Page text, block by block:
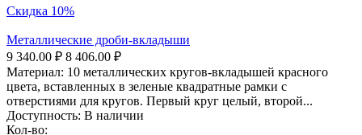
Скидка 10%
Металлические дроби-вкладыши
9 340.00 ₽ 8 406.00 ₽
Материал: 10 металлических кругов-вкладышей красного
цвета, вставленных в зеленые квадратные рамки с
отверстиями для кругов. Первый круг целый, второй...
Доступность: В наличии
Кол-во: